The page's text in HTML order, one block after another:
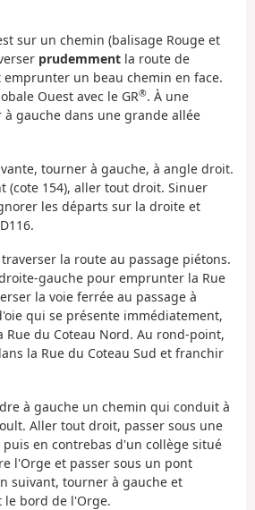
sur un chemin (balisage Rouge et
prudemment la route de
emprunter un beau chemin en face.
Ouest avec le GR®. À une
gauche dans une grande allée
tourner à gauche, à angle droit.
(cote 154), aller tout droit. Sinuer
les départs sur la droite et
la route au passage piétons.
gauche pour emprunter la Rue
la voie ferrée au passage à
qui se présente immédiatement,
Rue du Coteau Nord. Au rond-point,
la Rue du Coteau Sud et franchir
à gauche un chemin qui conduit à
Aller tout droit, passer sous une
en contrebas d'un collège situé
l'Orge et passer sous un pont
suivant, tourner à gauche et
bord de l'Orge.